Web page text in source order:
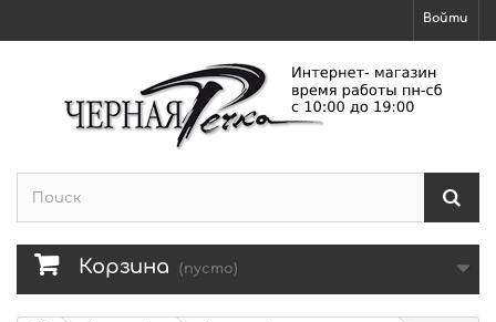
Войти
Корзина (пусто)